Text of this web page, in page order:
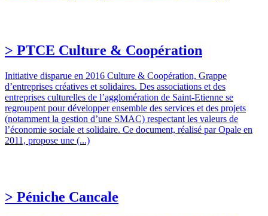
> PTCE Culture & Coopération
Initiative disparue en 2016 Culture & Coopération, Grappe
d’entreprises créatives et solidaires. Des associations et des
entreprises culturelles de l’agglomération de Saint-Etienne se
regroupent pour développer ensemble des services et des projets
(notamment la gestion d’une SMAC) respectant les valeurs de
l’économie sociale et solidaire. Ce document, réalisé par Opale en
2011, propose une (...)
> Péniche Cancale